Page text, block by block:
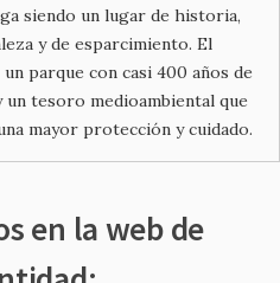
siendo un lugar de historia,
y de esparcimiento. El
parque con casi 400 años de
tesoro medioambiental que
mayor protección y cuidado.
en la web de